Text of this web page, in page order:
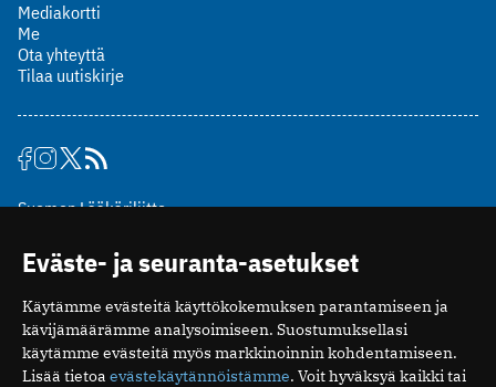
Mediakortti
Me
Ota yhteyttä
Tilaa uutiskirje
Suomen Lääkäriliitto
00510 Helsinki
puh. (09) 393 091
toimitus@potilaanlaakarilehti.fi
ISSN 2323-9476
Eväste- ja seuranta-asetukset
Käytämme evästeitä käyttökokemuksen parantamiseen ja
kävijämäärämme analysoimiseen. Suostumuksellasi
käytämme evästeitä myös markkinoinnin kohdentamiseen.
Lisää tietoa evästekäytännöistämme. Voit hyväksyä kaikki tai